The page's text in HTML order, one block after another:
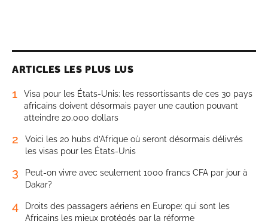
ARTICLES LES PLUS LUS
1
Visa pour les États-Unis: les ressortissants de ces 30 pays
africains doivent désormais payer une caution pouvant
atteindre 20.000 dollars
2
Voici les 20 hubs d’Afrique où seront désormais délivrés
les visas pour les États-Unis
3
Peut-on vivre avec seulement 1000 francs CFA par jour à
Dakar?
4
Droits des passagers aériens en Europe: qui sont les
Africains les mieux protégés par la réforme